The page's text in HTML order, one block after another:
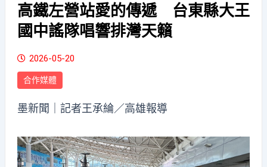
高鐵左營站愛的傳遞 台東縣大王
國中謠隊唱響排灣天籟
2026-05-20
合作媒體
墨新聞 ｜記者王承綸／高雄報導